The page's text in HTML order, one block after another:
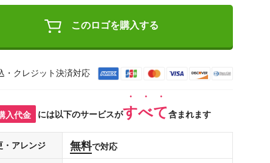
このロゴを購入する
・クレジット決済対応
入代金 には以下のサービスがすべて含まれます
・アレンジ 無料で対応